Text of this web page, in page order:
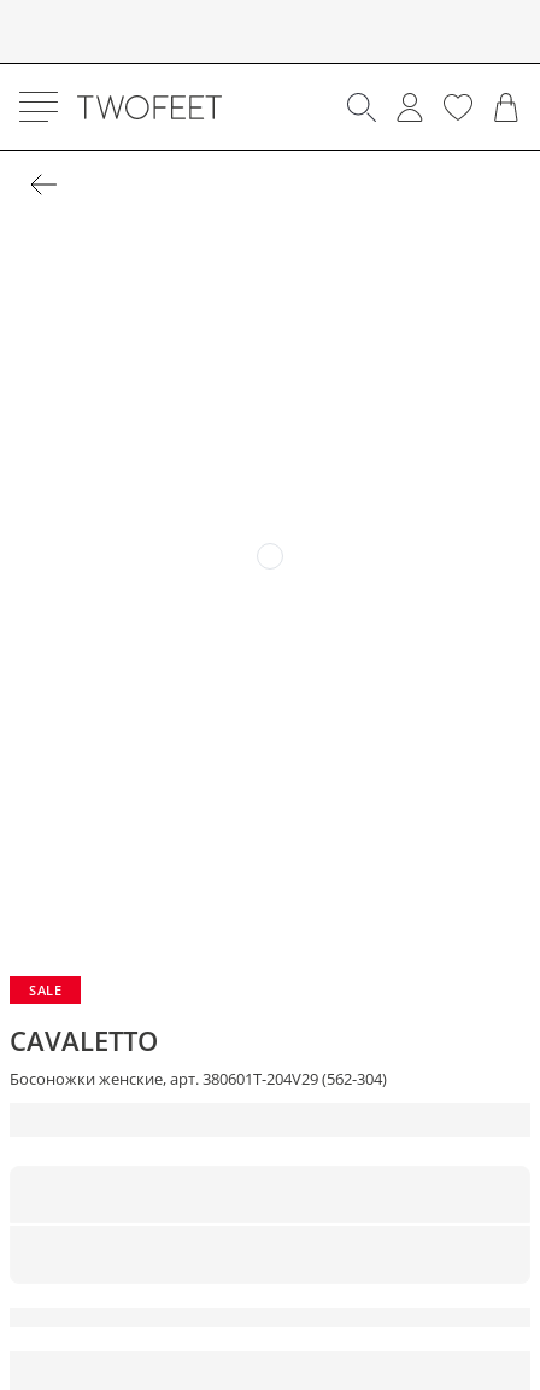
SALE
CAVALETTO
Босоножки женские, арт. 380601T-204V29 (562-304)